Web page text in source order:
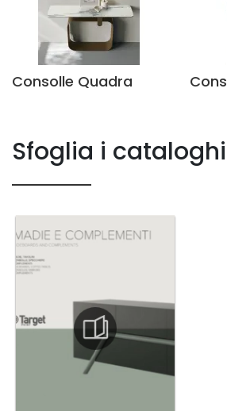
Consolle Quadra
Sfoglia i